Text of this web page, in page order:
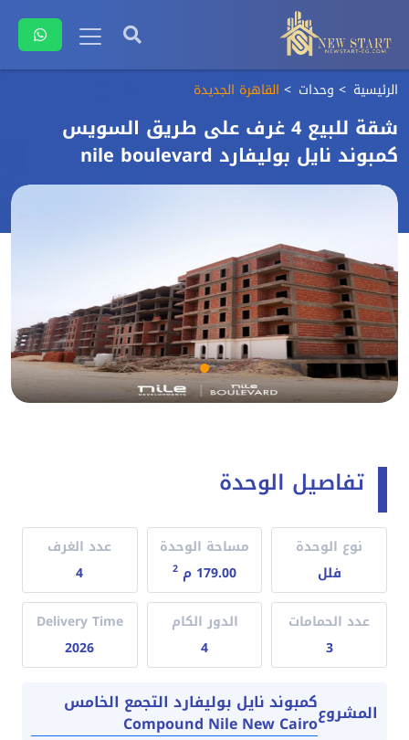
الرئيسية وحدات القاهرة الجديدة
شقة للبيع 4 غرف على طريق السويس
كمبوند نايل بوليفارد nile boulevard
تفاصيل الوحدة
نوع الوحدة
فلل
مساحة الوحدة
179.00 م
2
عدد الغرف
4
عدد الحمامات
3
الدور الكام
4
Delivery Time
2026
المشروعكمبوند نايل بوليفارد التجمع الخامس
Compound Nile New Cairo